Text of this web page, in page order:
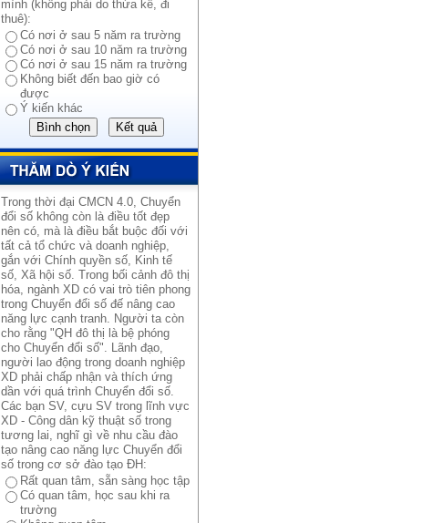
mình (không phải do thừa kế, đi
thuê):
Có nơi ở sau 5 năm ra trường
Có nơi ở sau 10 năm ra trường
Có nơi ở sau 15 năm ra trường
Không biết đến bao giờ có
được
Ý kiến khác
Trong thời đại CMCN 4.0, Chuyển
đổi số không còn là điều tốt đẹp
nên có, mà là điều bắt buộc đối với
tất cả tổ chức và doanh nghiệp,
gắn với Chính quyền số, Kinh tế
số, Xã hội số. Trong bối cảnh đô thị
hóa, ngành XD có vai trò tiên phong
trong Chuyển đổi số đế nâng cao
năng lực cạnh tranh. Người ta còn
cho rằng "QH đô thị là bệ phóng
cho Chuyển đổi số". Lãnh đạo,
người lao động trong doanh nghiệp
XD phải chấp nhận và thích ứng
dần với quá trình Chuyển đổi số.
Các bạn SV, cựu SV trong lĩnh vực
XD - Công dân kỹ thuật số trong
tương lai, nghĩ gì về nhu cầu đào
tạo nâng cao năng lực Chuyển đổi
số trong cơ sở đào tạo ĐH:
Rất quan tâm, sẵn sàng học tập
Có quan tâm, học sau khi ra
trường